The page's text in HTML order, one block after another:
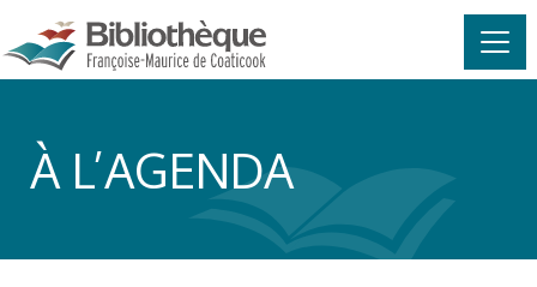
Skip to content
MAIN NAVIGATION
À L’AGENDA